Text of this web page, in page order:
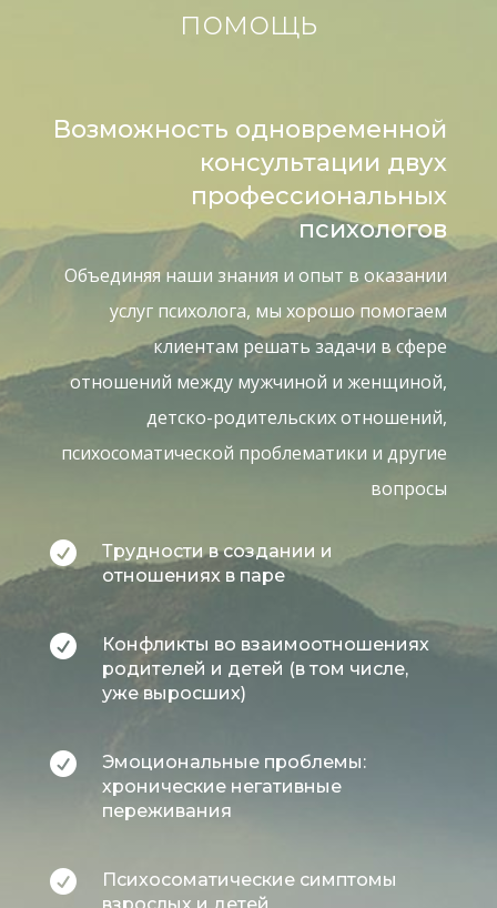
помощь
Возможность одновременной
консультации двух
профессиональных
психологов
Объединяя наши знания и опыт в оказании
услуг психолога, мы хорошо помогаем
клиентам решать задачи в сфере
отношений между мужчиной и женщиной,
детско-родительских отношений,
психосоматической проблематики и другие
вопросы

Трудности в создании и
отношениях в паре

Конфликты во взаимоотношениях
родителей и детей (в том числе,
уже выросших)

Эмоциональные проблемы:
хронические негативные
переживания

Психосоматические симптомы